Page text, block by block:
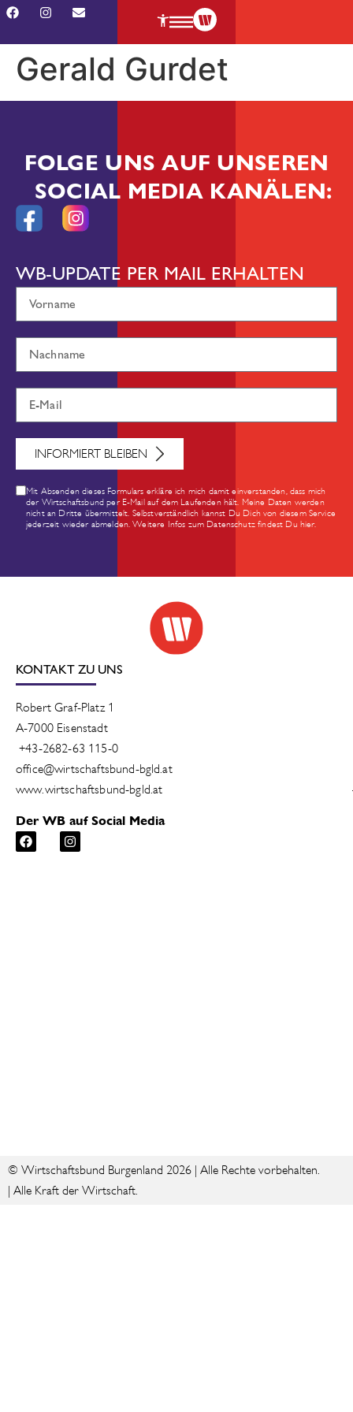
Gerald Gurdet
FOLGE UNS AUF UNSEREN
SOCIAL MEDIA KANÄLEN:
WB-UPDATE PER MAIL ERHALTEN
Mit Absenden dieses Formulars erkläre ich mich damit einverstanden, dass mich
der Wirtschaftsbund per E-Mail auf dem Laufenden hält. Meine Daten werden
nicht an Dritte übermittelt. Selbstverständlich kannst Du Dich von diesem Service
jederzeit wieder abmelden. Weitere Infos zum Datenschutz findest Du hier.
INFORMIERT BLEIBEN
KONTAKT ZU UNS
Robert Graf-Platz 1
A-7000 Eisenstadt
+43-2682-63 115-0
office@wirtschaftsbund-bgld.at
www.wirtschaftsbund-bgld.at
Der WB auf Social Media
© Wirtschaftsbund Burgenland 2026 | Alle Rechte vorbehalten.
| Alle Kraft der Wirtschaft.